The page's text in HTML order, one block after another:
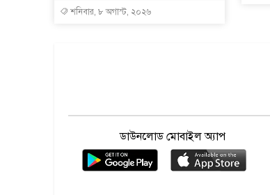
শনিবার, ৮ অগাস্ট, ২০২৬
ডাউনলোড মোবাইল অ্যাপ